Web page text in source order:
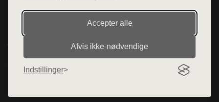
Accepter alle
Afvis ikke‑nødvendige
Indstillinger
Denne side er en del af want.dk, der udgiver en række
hjemmesider med præsentation af forskellige produkter fra
diverse webshops. Der sælges ikke varer fra denne side - vi
henviser til de shops, som sælger varen. Vi har heller ikke
varerne på lager.